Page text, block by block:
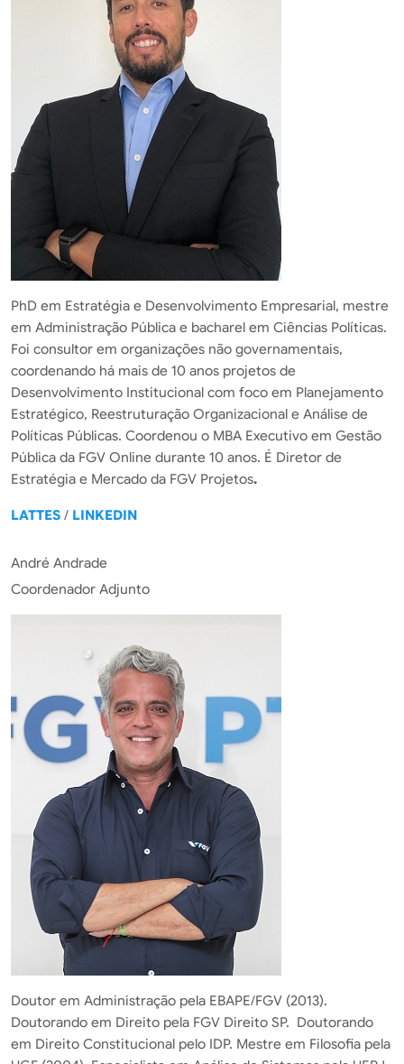
PhD em Estratégia e Desenvolvimento Empresarial, mestre
em Administração Pública e bacharel em Ciências Políticas.
Foi consultor em organizações não governamentais,
coordenando há mais de 10 anos projetos de
Desenvolvimento Institucional com foco em Planejamento
Estratégico, Reestruturação Organizacional e Análise de
Políticas Públicas. Coordenou o MBA Executivo em Gestão
Pública da FGV Online durante 10 anos. É Diretor de
Estratégia e Mercado da FGV Projetos.
LATTES / LINKEDIN
André Andrade
Coordenador Adjunto
Doutor em Administração pela EBAPE/FGV (2013).
Doutorando em Direito pela FGV Direito SP. Doutorando
em Direito Constitucional pelo IDP. Mestre em Filosofia pela